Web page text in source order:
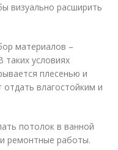
визуально расширить
материалов –
условиях
плесенью и
отдать влагостойким и
потолок в ванной
ремонтные работы.